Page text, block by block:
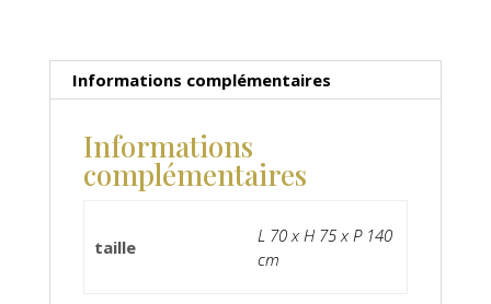
Informations complémentaires
Informations
complémentaires
taille
L 70 x H 75 x P 140
cm